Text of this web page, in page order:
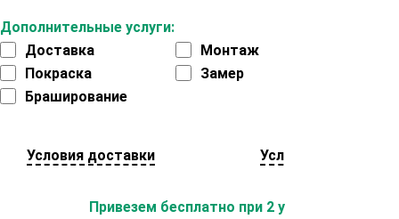
Дополнительные услуги:
Доставка
Монтаж
Покраска
Замер
Браширование
Условия доставки Условия оплаты
Привезем бесплатно при 2 условиях: